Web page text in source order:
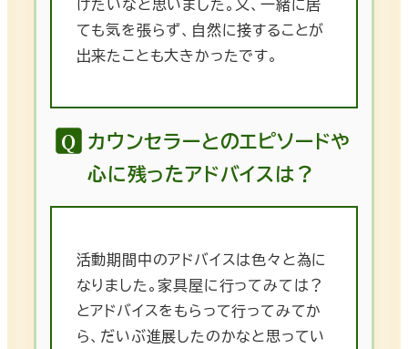
ても気を張らず、自然に接することが
出来たことも大きかったです。
カウンセラーとのエピソードや
心に残ったアドバイスは？
活動期間中のアドバイスは色々と為に
なりました。家具屋に行ってみては？
とアドバイスをもらって行ってみてか
ら、だいぶ進展したのかなと思ってい